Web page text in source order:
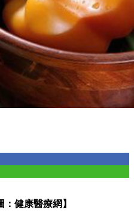
：健康醫療網】